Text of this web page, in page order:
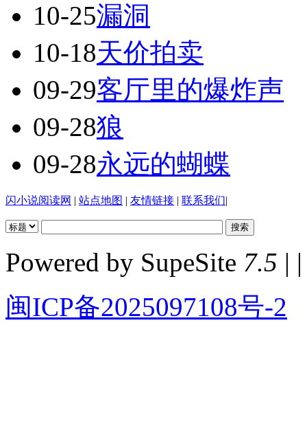
10-25漏洞
10-18天价拍卖
09-29客厅里的爆炸声
09-28狼
09-28永远的蝴蝶
闪小说阅读网 | 站点地图 | 友情链接 | 联系我们|
Powered by SupeSite 7.5 | |
闽ICP备2025097108号-2